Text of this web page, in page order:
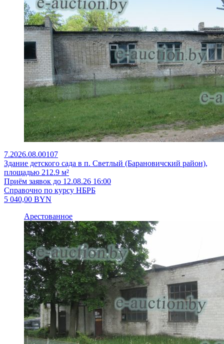
7.2026.08.00107
Здание детского сада в п. Светлый (Барановичский район),
площадью 212.9 м²
Приём заявок до 12.08.26 16:00
Справочно по курсу НБРБ
5 040,00 BYN
Арестованное